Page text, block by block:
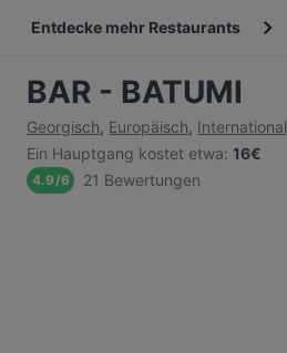
Entdecke mehr Restaurants
BAR - BATUMI
Georgisch, Europäisch, International
Ein Hauptgang kostet etwa: 16€
4.9/6 21 Bewertungen